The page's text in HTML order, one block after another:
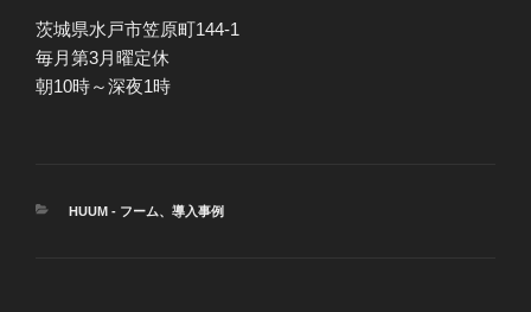
茨城県水戸市笠原町144-1
毎月第3月曜定休
朝10時～深夜1時
カ
HUUM - フーム、 導入事例